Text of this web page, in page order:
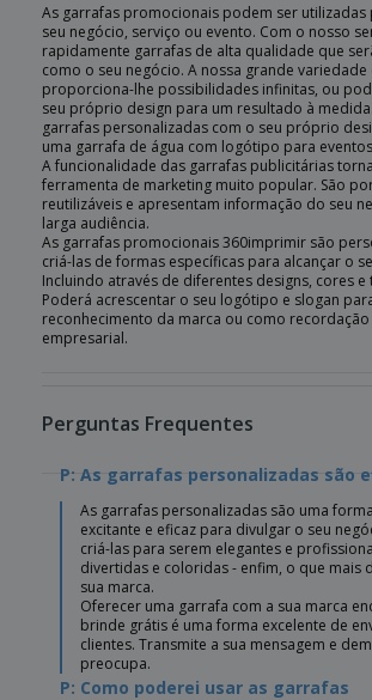
As garrafas promocionais podem ser
seu negócio, serviço ou evento. Com o nosso
rapidamente garrafas de alta qualidade que
como o seu negócio. A nossa grande variedade
proporciona-lhe possibilidades infinitas, ou
seu próprio design para um resultado à
garrafas personalizadas com o seu próprio
uma garrafa de água com logótipo para
A funcionalidade das garrafas publicitárias
ferramenta de marketing muito popular. São
reutilizáveis e apresentam informação do seu
larga audiência.
As garrafas promocionais 360imprimir são
criá-las de formas específicas para alcançar o
Incluindo através de diferentes designs, cores
Poderá acrescentar o seu logótipo e slogan
reconhecimento da marca ou como
empresarial.
Perguntas Frequentes
P: As garrafas personalizadas são
As garrafas personalizadas são uma
excitante e eficaz para divulgar o seu
criá-las para serem elegantes e
divertidas e coloridas - enfim, o que mais
sua marca.
Oferecer uma garrafa com a sua marca
brinde grátis é uma forma excelente de
clientes. Transmite a sua mensagem e
preocupa.
P: Como poderei usar as garrafas